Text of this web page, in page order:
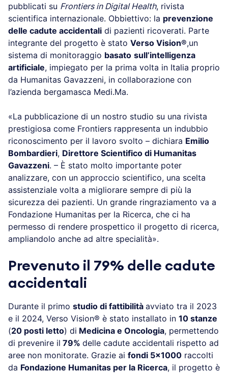
pubblicati su Frontiers in Digital Health, rivista
scientifica internazionale. Obbiettivo: la prevenzione
delle cadute accidentali di pazienti ricoverati. Parte
integrante del progetto è stato Verso Vision®,un
sistema di monitoraggio basato sull’intelligenza
artificiale, impiegato per la prima volta in Italia proprio
da Humanitas Gavazzeni, in collaborazione con
l’azienda bergamasca Medi.Ma.
«La pubblicazione di un nostro studio su una rivista
prestigiosa come Frontiers rappresenta un indubbio
riconoscimento per il lavoro svolto – dichiara Emilio
Bombardieri, Direttore Scientifico di Humanitas
Gavazzeni. – È stato molto importante poter
analizzare, con un approccio scientifico, una scelta
assistenziale volta a migliorare sempre di più la
sicurezza dei pazienti. Un grande ringraziamento va a
Fondazione Humanitas per la Ricerca, che ci ha
permesso di rendere prospettico il progetto di ricerca,
ampliandolo anche ad altre specialità».
Prevenuto il 79% delle cadute
accidentali
Durante il primo studio di fattibilità avviato tra il 2023
e il 2024, Verso Vision® è stato installato in 10 stanze
(20 posti letto) di Medicina e Oncologia, permettendo
di prevenire il 79% delle cadute accidentali rispetto ad
aree non monitorate. Grazie ai fondi 5×1000 raccolti
da Fondazione Humanitas per la Ricerca, il progetto è